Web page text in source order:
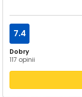
Dobry
117 opinii
7.4